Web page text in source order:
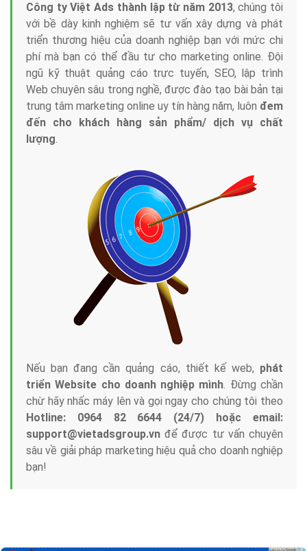
Công ty Việt Ads thành lập từ năm 2013, chúng tôi
với bề dày kinh nghiệm sẽ tư vấn xây dựng và phát
triển thương hiệu của doanh nghiệp bạn với mức chi
phí mà bạn có thể đầu tư cho marketing online. Đội
ngũ kỹ thuật quảng cáo trực tuyến, SEO, lập trình
Web chuyên sâu trong nghề, được đào tạo bài bản tại
trung tâm marketing online uy tín hàng năm, luôn đem
đến cho khách hàng sản phẩm/ dịch vụ chất
lượng.
Nếu bạn đang cần quảng cáo, thiết kế web, phát
triển Website cho doanh nghiệp mình. Đừng chần
chừ hãy nhấc máy lên và gọi ngay cho chúng tôi theo
Hotline: 0964 82 6644 (24/7) hoặc email:
support@vietadsgroup.vn để được tư vấn chuyên
sâu về giải pháp marketing hiệu quả cho doanh nghiệp
bạn!